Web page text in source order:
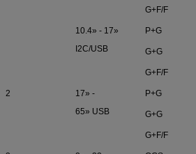
G+F/F
10.4» - 17»
I2C/USB
P+G
G+G
G+F/F
2
17» -
65» USB
P+G
G+G
G+F/F